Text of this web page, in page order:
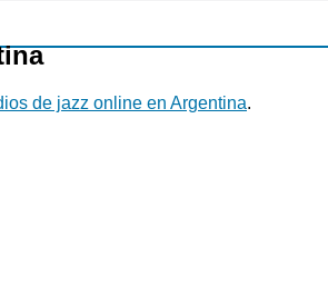
de jazz online en Argentina.